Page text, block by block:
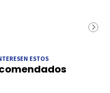
ESTOS